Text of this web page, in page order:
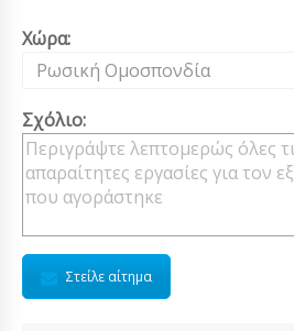
Χώρα:
Ρωσική Ομοσπονδία
Σχόλιο:
Στείλε αίτημα